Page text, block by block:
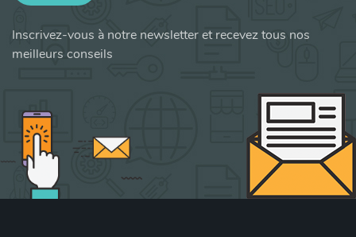
Inscrivez-vous à notre newsletter et recevez tous nos
meilleurs conseils